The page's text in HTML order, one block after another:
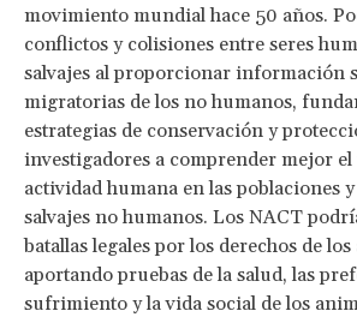
movimiento mundial hace 50 años.
conflictos y colisiones entre seres
salvajes al proporcionar información
migratorias de los no humanos,
estrategias de conservación y
investigadores a comprender mejor el
actividad humana en las poblaciones
salvajes no humanos. Los NACT
batallas legales por los derechos de
aportando pruebas de la salud, las
sufrimiento y la vida social de los